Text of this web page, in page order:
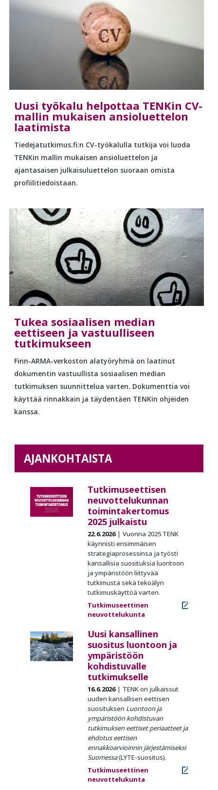
Uusi työkalu helpottaa TENKin CV-
mallin mukaisen ansioluettelon
laatimista
Tiedejatutkimus.fi:n CV-työkalulla tutkija voi luoda
TENKin mallin mukaisen ansioluettelon ja
ajantasaisen julkaisuluettelon suoraan omista
profiilitiedoistaan.
Tukea sosiaalisen median
eettiseen ja vastuulliseen
tutkimukseen
Finn-ARMA-verkoston alatyöryhmä on laatinut
dokumentin vastuullista sosiaalisen median
tutkimuksen suunnittelua varten. Dokumenttia voi
käyttää rinnakkain ja täydentäen TENKin ohjeiden
kanssa.
AJANKOHTAISTA
Tutkimuseettisen
neuvottelukunnan
toimintakertomus
2025 julkaistu
22.6.2026
Vuonna 2025 TENK
käynnisti ensimmäisen
strategiaprosessinsa ja työsti
kansallisia suosituksia luontoon
ja ympäristöön liittyvää
tutkimusta sekä tekoälyn
tutkimuskäyttöä varten.
Tutkimuseettinen
neuvottelukunta
Uusi kansallinen
suositus luontoon ja
ympäristöön
kohdistuvalle
tutkimukselle
16.6.2026
TENK on julkaissut
uuden kansallisen eettisen
suosituksen Luontoon ja
ympäristöön kohdistuvan
tutkimuksen eettiset periaatteet ja
ehdotus eettisen
ennakkoarvioinnin järjestämiseksi
Suomessa(LYTE-suositus).
Tutkimuseettinen
neuvottelukunta